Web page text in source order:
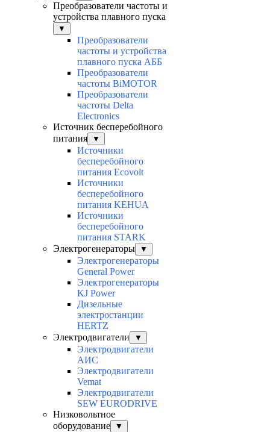
Преобразователи частоты и
устройства плавного пуска
▼
Преобразователи
частоты и устройства
плавного пуска АББ
Преобразователи
частоты BiMOTOR
Преобразователи
частоты Delta
Electronics
Источник бесперебойного
питания
▼
Источники
бесперебойного
питания Ecovolt
Источники
бесперебойного
питания KEHUA
Источники
бесперебойного
питания STARK
Электрогенераторы
▼
Электрогенераторы
General Power
Электрогенераторы
KJ Power
Дизельные
электростанции
HERTZ
Электродвигатели
▼
Электродвигатели
АИС
Электродвигатели
Vemat
Электродвигатели
SEW EURODRIVE
Низковольтное
оборудование
▼